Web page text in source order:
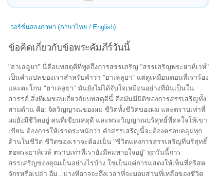
เวอร์ชั่นสองภาษา (ภาษาไทย / English)
ข้อคิดเกี่ยวกับข้อพระคัมภีร์วันนี้
"ฮาเลลูยา" นี่คือบทสดุดีที่พูดถึงการสรรเสริญ "สรรเสริญพระยาห์เวห์"
เป็นคำแปลของเราสำหรับคำว่า "ฮาเลลูยา" แต่ดูเหมือนตอนที่เราร้อง
และตะโกน "ฮาเลลูยา" มันยังไม่ได้จับใจเหมือนอย่างที่มันเป็นใน
สวรรค์ สิ่งที่ผมชอบเกี่ยวกับบทสดุดีนี้ คือมันมีมิติของการสรรเสริญทั้ง
สามด้าน คือ: จิตวิญญาณของผม ชีวิตทั้งชีวิตของผม และตราบเท่าที่
ผมยังมีชีวิตอยู่ คนที่เขียนสดุดี และพระวิญญาณบริสุทธิ์ที่ดลใจให้เขา
เขียน ต้องการให้เราตระหนักว่า คำสรรเสริญนี้จะต้องครอบคลุมทุก
ด้านในชีวิต ชีวิตของเราจะต้องเป็น "ชีวิตแห่งการสรรเสริญที่บริสุทธิ์
ต่อพระยาห์เวห์ ตราบเท่าที่เรายังมีลมหายใจอยู่" ทุกวันนี้การ
สรรเสริญของคุณเป็นอย่างไรบ้าง ใช่เป็นแค่การแสดงให้เห็นที่คริสต
จักรหรือเปล่า อืม...บางทีอาจจะถึงเวลาที่จะมอบส่วนที่เหลือของชีวิต